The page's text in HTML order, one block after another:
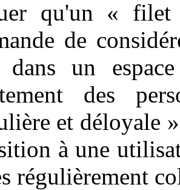
qu'un «
de
dans un
des
et déloyale
à une
régulièrement